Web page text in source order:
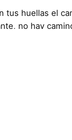
tus huellas el
no hay